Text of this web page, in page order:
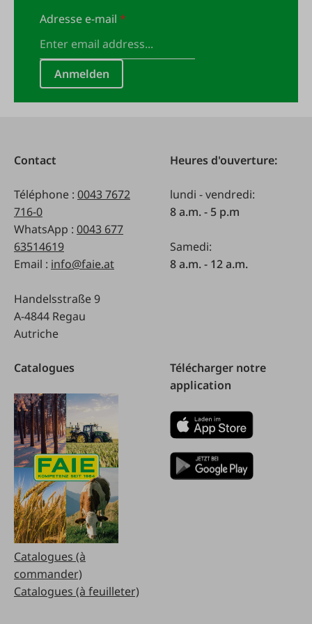
Adresse e-mail*
Anmelden
Contact
Téléphone : 0043 7672
716-0
WhatsApp : 0043 677
63514619
Email : info@faie.at
Handelsstraße 9
A-4844 Regau
Autriche
Heures d'ouverture:
lundi - vendredi:
8 a.m. - 5 p.m
Samedi:
8 a.m. - 12 a.m.
Catalogues
Catalogues (à
commander)
Catalogues (à feuilleter)
Télécharger notre
application